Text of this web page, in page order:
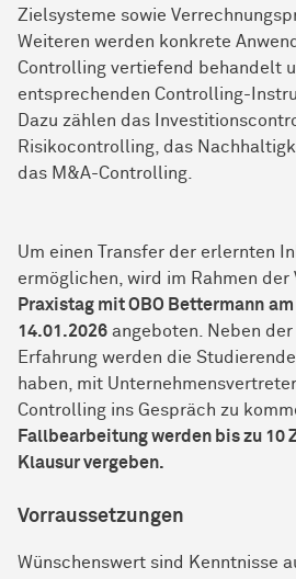
Zielsysteme sowie
Weiteren werden konkrete
Controlling vertiefend behandelt
entsprechenden Controlling-
Dazu zählen das
Risikocontrolling, das
das M&A-Controlling.
Um einen Transfer der erlernten
ermöglichen, wird im Rahmen der
Praxistag mit OBO Bettermann am
14.01.2026 angeboten. Neben
Erfahrung werden die
haben, mit
Controlling ins Gespräch zu
Fallbearbeitung werden bis zu 10
Klausur vergeben.
Vorraussetzungen
Wünschenswert sind Kenntnisse